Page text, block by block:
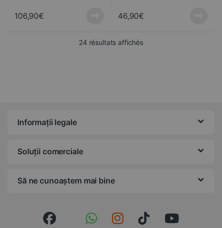
106,90€ 46,90€
24 résultats affichésTrié du plus récent au
Informații legale
Soluții comerciale
Să ne cunoaștem mai bine